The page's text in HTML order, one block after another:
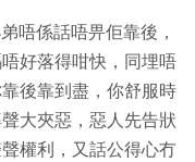
唔係話唔畀佢靠後，
好落得咁快，同埋唔
後靠到盡，你舒服時
大夾惡，惡人先告狀
權利，又話公得心冇